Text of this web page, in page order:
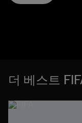
더 베스트